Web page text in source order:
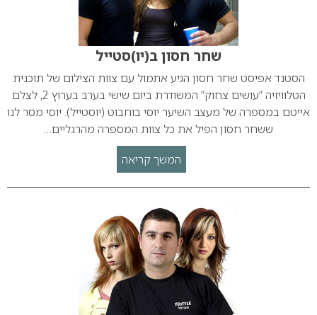
שחר חסון ב(יו)סטייל
הסטנד אפיסט שחר חסון הגיע אתמול עם צוות הצילום של תוכנית
הטלוויזיה “עושים צחוק” המשודרת ביום שישי בערב בערוץ 2, לצלם
אייטם במספרה של מעצב השיער יוסי בוחבוט (יוסטייל). יוסי מסר לנו
ששחר חסון הפיל את כל צוות המספרה מהרגליים…
המשך קריאה